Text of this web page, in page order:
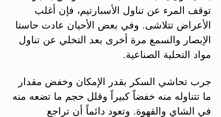
توقف المرء عن تناول الأسبارتيم، فإن أغلب
الأعراض تتلاشى. وفي بعض الأحيان عادت حاستا
الإبصار والسمع مرة أخرى بعد التخلي عن تناول
مواد التحلية الصناعية.
جرب تحاشي السكر بقدر الإمكان وخفض مقدار
ما تتناوله منه خفضاً كبيراً وقلل حجم ما تضعه منه
في الشاي والقهوة. وتعود دائماً أن تراجع